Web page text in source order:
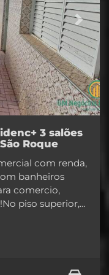
de
que a RT
ok
Next
3 salões
Roque
com renda,
banheiros
comercio,
piso superior,
passam ônibus